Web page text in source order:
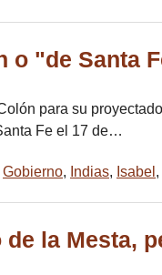
o "de Santa
para su
Fe el 17 de…
Gobierno, Indias, Isabel ,
la Mesta,